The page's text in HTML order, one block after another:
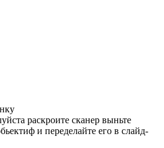
раскроите сканер выньте
и переделайте его в слайд-